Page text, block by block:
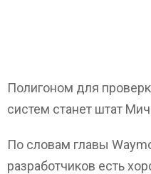
Полигоном для
систем станет штат
По словам главы
разработчиков есть